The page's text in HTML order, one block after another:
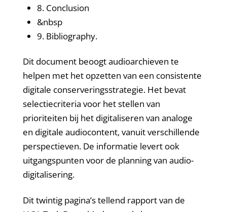
8. Conclusion
&nbsp
9. Bibliography.
Dit document beoogt audioarchieven te
helpen met het opzetten van een consistente
digitale conserveringsstrategie. Het bevat
selectiecriteria voor het stellen van
prioriteiten bij het digitaliseren van analoge
en digitale audiocontent, vanuit verschillende
perspectieven. De informatie levert ook
uitgangspunten voor de planning van audio-
digitalisering.
Dit twintig pagina’s tellend rapport van de